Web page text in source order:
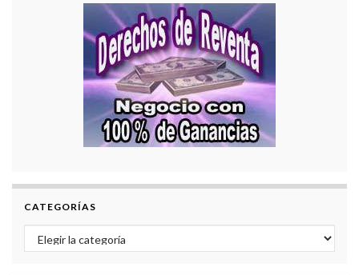
CATEGORÍAS
Categorías